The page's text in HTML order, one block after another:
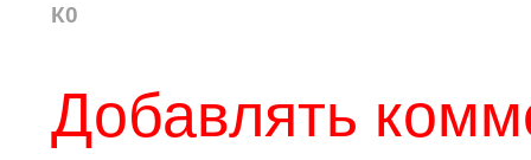
К0
Добавлять